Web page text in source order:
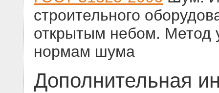
строительного
открытым небом. Метод
нормам шума
Дополнительная